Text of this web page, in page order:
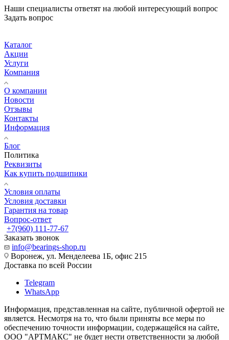
Наши специалисты ответят на любой интересующий вопрос
Задать вопрос
Каталог
Акции
Услуги
Компания
О компании
Новости
Отзывы
Контакты
Информация
Блог
Политика
Реквизиты
Как купить подшипики
Условия оплаты
Условия доставки
Гарантия на товар
Вопрос-ответ
+7(960) 111-77-67
Заказать звонок
info@bearings-shop.ru
Воронеж, ул. Менделеева 1Б, офис 215
Доставка по всей России
Telegram
WhatsApp
Информация, представленная на сайте, публичной офертой не
является. Несмотря на то, что были приняты все меры по
обеспечению точности информации, содержащейся на сайте,
ООО "АРТМАКС" не будет нести ответственности за любой